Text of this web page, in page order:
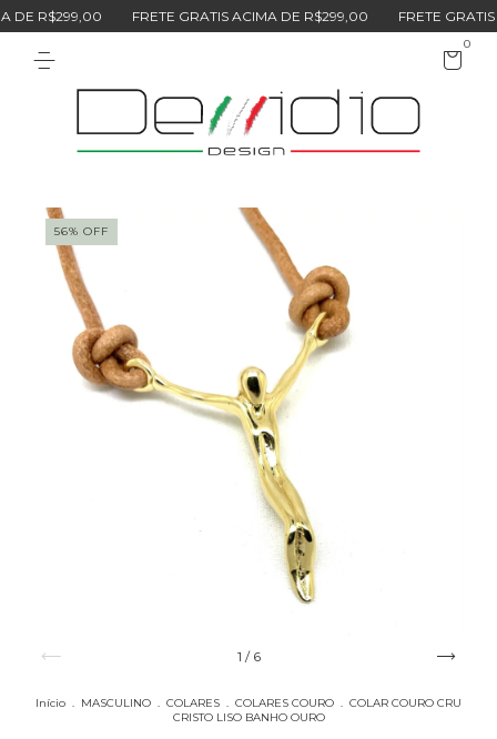
R$299,00 FRETE GRATIS ACIMA DE R$299,00 FRETE GRATIS
0
56% OFF
1 / 6
Início . MASCULINO . COLARES . COLARES COURO . COLAR COURO CRU
CRISTO LISO BANHO OURO